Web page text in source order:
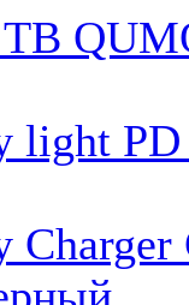
light PD